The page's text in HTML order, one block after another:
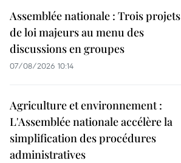
Assemblée nationale : Trois projets
de loi majeurs au menu des
discussions en groupes
07/08/2026 10:14
Agriculture et environnement :
L'Assemblée nationale accélère la
simplification des procédures
administratives